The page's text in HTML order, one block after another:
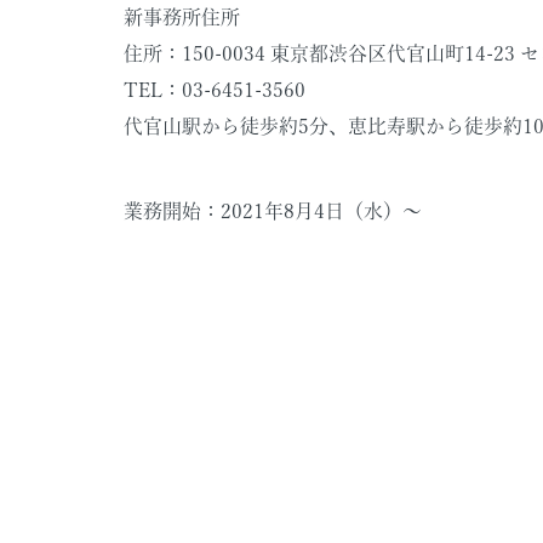
新事務所住所
住所：150-0034 東京都渋谷区代官山町14-23
TEL：03-6451-3560
代官山駅から徒歩約5分、恵比寿駅から徒歩約
業務開始：2021年8月4日（水）〜